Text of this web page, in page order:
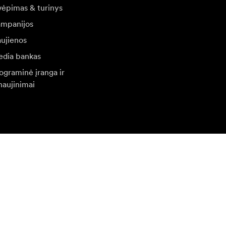
& turinys
bankas
įranga ir